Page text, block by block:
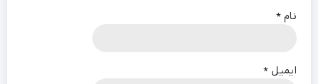
نام*
ایمیل*